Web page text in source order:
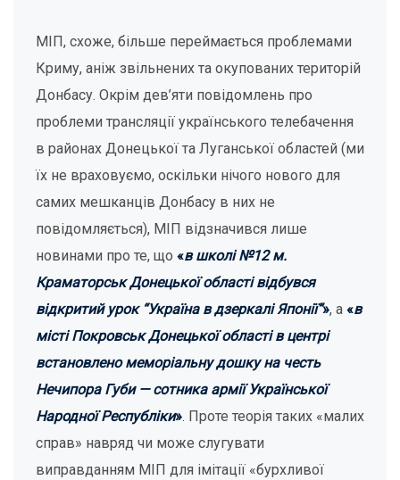
МІП, схоже, більше переймається проблемами
Криму, аніж звільнених та окупованих територій
Донбасу. Окрім дев’яти повідомлень про
проблеми трансляції українського телебачення
в районах Донецької та Луганської областей (ми
їх не враховуємо, оскільки нічого нового для
самих мешканців Донбасу в них не
повідомляється), МІП відзначився лише
новинами про те, що «в школі №12 м.
Краматорськ Донецької області відбувся
відкритий урок “Україна в дзеркалі Японії”», а «в
місті Покровськ Донецької області в центрі
встановлено меморіальну дошку на честь
Нечипора Губи — сотника армії Української
Народної Республіки». Проте теорія таких «малих
справ» навряд чи може слугувати
виправданням МІП для імітації «бурхливої